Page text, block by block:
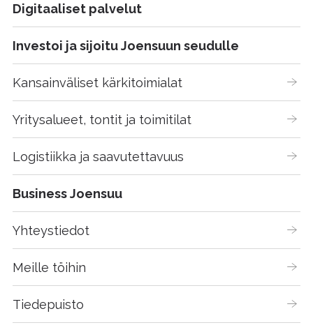
Digitaaliset palvelut
Investoi ja sijoitu Joensuun seudulle
Kansainväliset kärkitoimialat
Yritysalueet, tontit ja toimitilat
Logistiikka ja saavutettavuus
Business Joensuu
Yhteystiedot
Meille töihin
Tiedepuisto